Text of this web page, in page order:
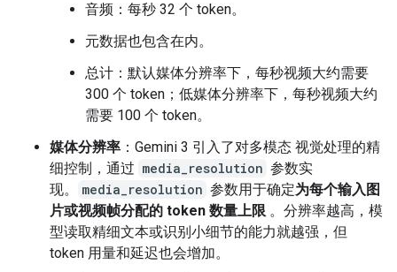
音频：每秒 32 个 token。
元数据也包含在内。
总计：默认媒体分辨率下，每秒视频大约需要
300 个 token；低媒体分辨率下，每秒视频大约
需要 100 个 token。
媒体分辨率 ：Gemini 3 引入了对多模态 视觉处理的精
细控制，通过 media_resolution 参数实
现。
media_resolution 参数用于确定为每个输入图
片或视频帧分配的 token 数量上限 。分辨率越高，模
型读取精细文本或识别小细节的能力就越强，但
token 用量和延迟也会增加。